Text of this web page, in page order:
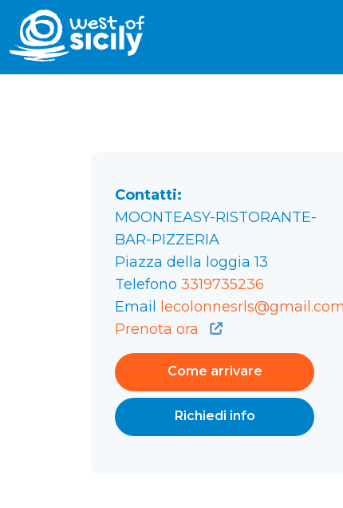
Contatti:
MOONTEASY-RISTORANTE-
BAR-PIZZERIA
Piazza della loggia 13
Telefono 3319735236
Email
lecolonnesrls@gmail.com
Prenota ora
Come arrivare
Richiedi info